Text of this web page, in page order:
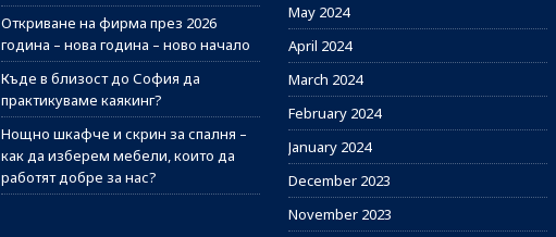
Откриване на фирма през 2026
година – нова година – ново начало
Къде в близост до София да
практикуваме каякинг?
Нощно шкафче и скрин за спалня –
как да изберем мебели, които да
работят добре за нас?
May 2024
April 2024
March 2024
February 2024
January 2024
December 2023
November 2023